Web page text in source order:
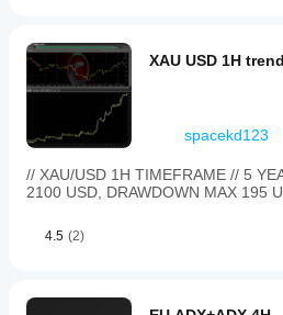
XAU USD 1H
spacekd123
// XAU/USD 1H TIMEFRAME // 5
2100 USD, DRAWDOWN MAX 195
4.5 (2)